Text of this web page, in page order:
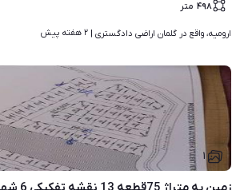
۴۹۸ متر
ارومیه، واقع در گلمان اراضی دادگستری | ۲ هفته پیش
۱